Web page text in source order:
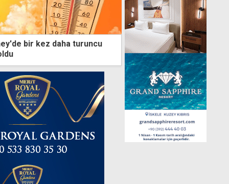
bir kez daha turuncu